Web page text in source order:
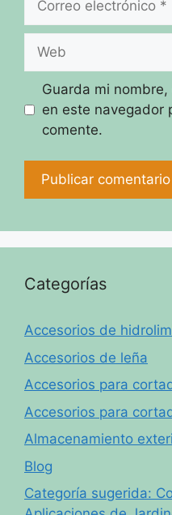
electrónico
Guarda mi
en este navegador
comente.
Categorías
Accesorios de
Accesorios de leña
Accesorios para
Accesorios para
Almacenamiento
Blog
Categoría sugerida: